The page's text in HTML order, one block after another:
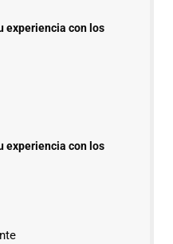
experiencia con los
experiencia con los